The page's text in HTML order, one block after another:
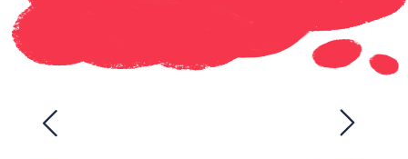
Ezelsbruggetjes
navigatie